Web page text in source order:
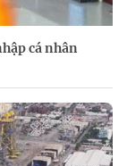
cá nhân